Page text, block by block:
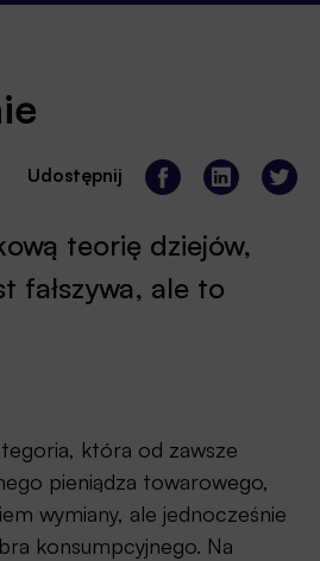
Udostępnij
teorię dziejów,
fałszywa, ale to
która od zawsze
pieniądza towarowego,
wymiany, ale jednocześnie
konsumpcyjnego. Na